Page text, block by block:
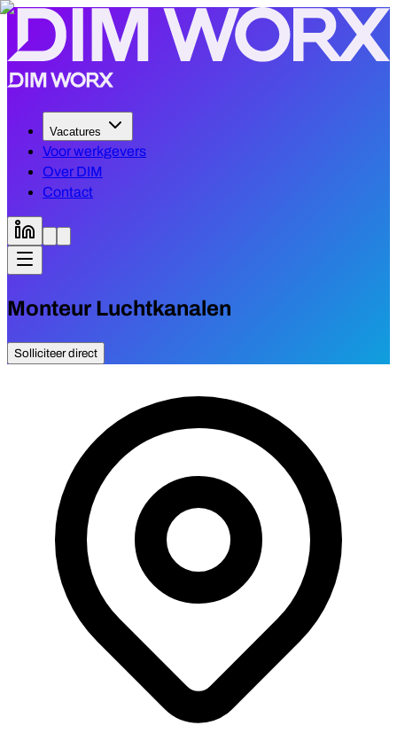
Vacatures
Voor werkgevers
Over DIM
Contact
Monteur Luchtkanalen
Solliciteer direct